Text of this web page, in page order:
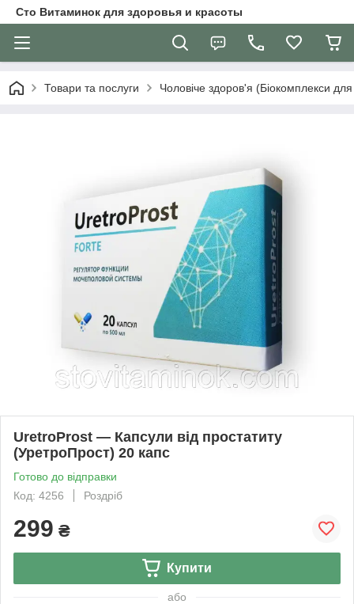
Сто Витаминок для здоровья и красоты
Товари та послуги Чоловіче здоров'я (Біокомплекси
UretroProst — Капсули від простатиту
(УретроПрост) 20 капс
Готово до відправки
Код: 4256
Роздріб
299 ₴
Купити
або